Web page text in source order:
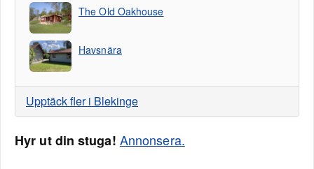
The Old Oakhouse
Havsnära
Upptäck fler i Blekinge
Hyr ut din stuga! Annonsera.